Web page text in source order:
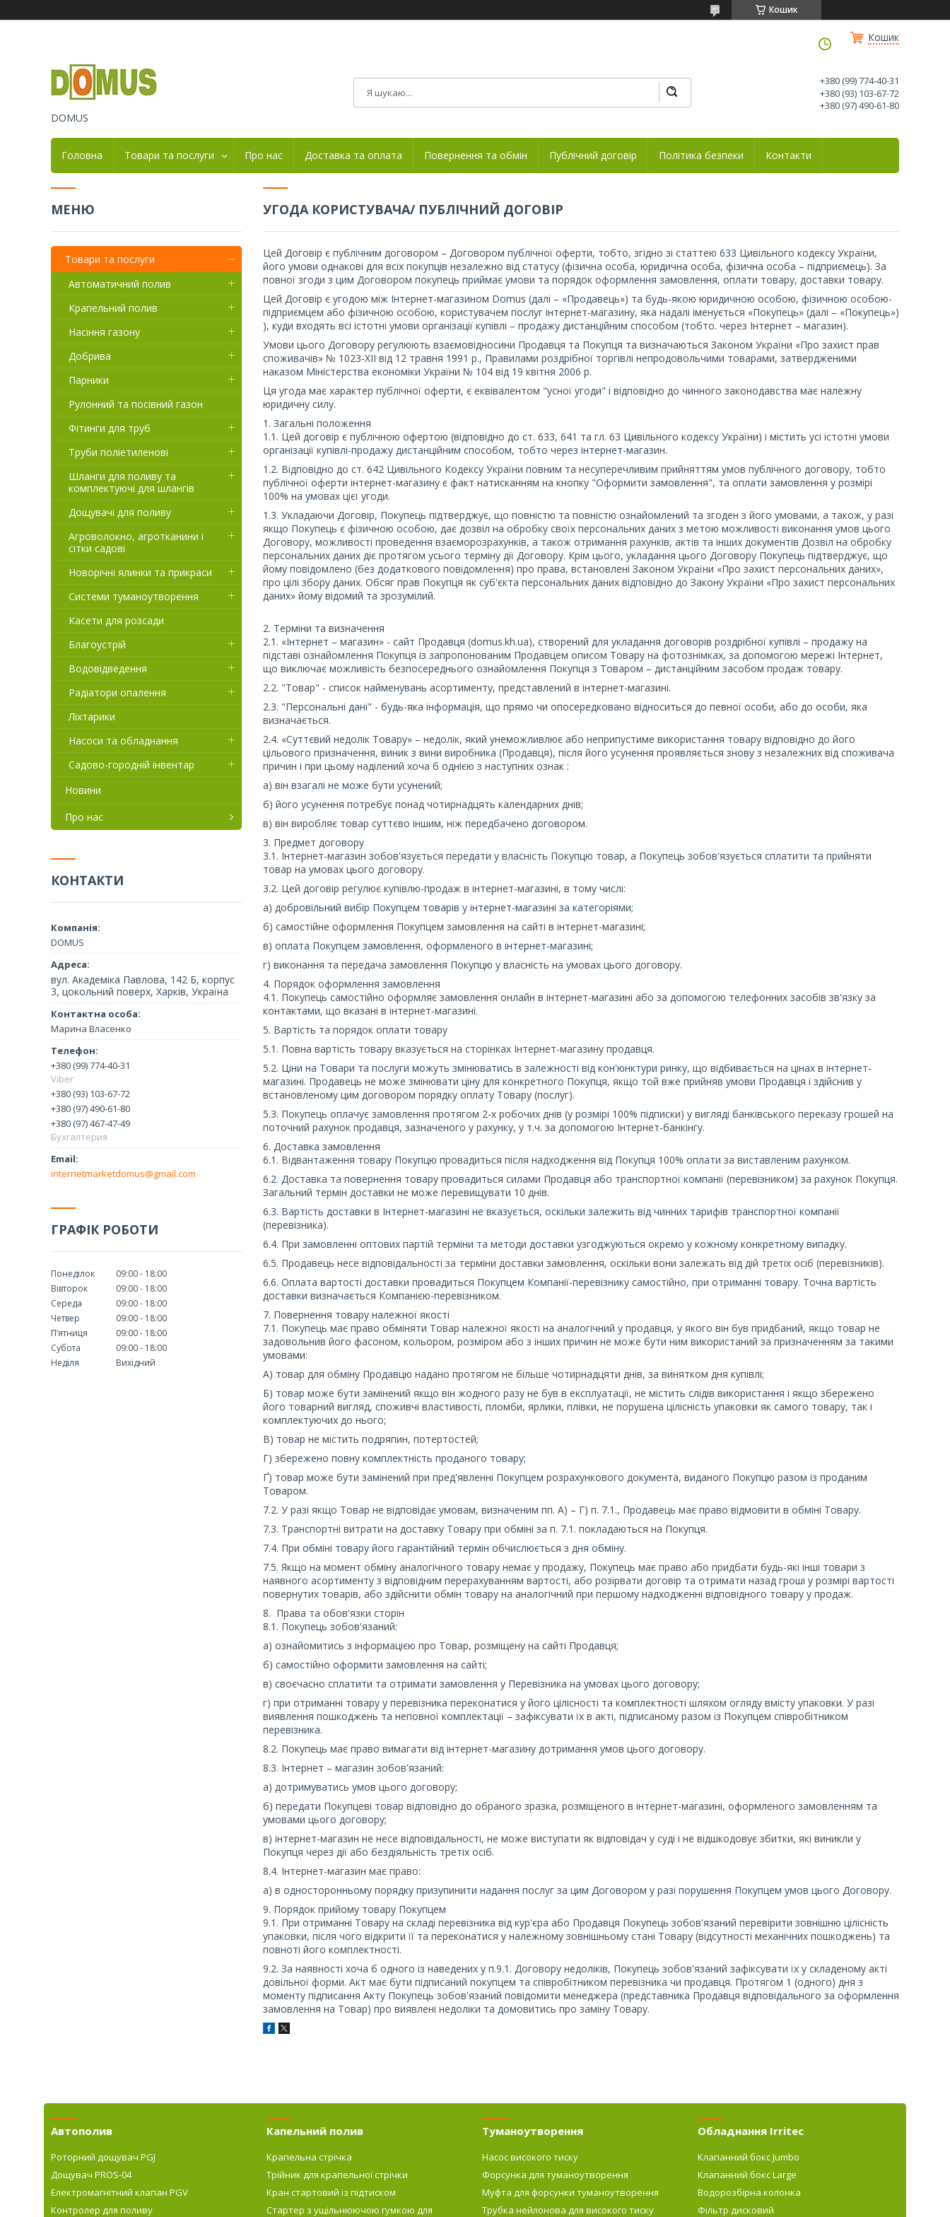
Кошик
Кошик
DOMUS
+380 (99) 774-40-31
+380 (93) 103-67-72
+380 (97) 490-61-80
Головна Товари та послуги Про нас Доставка та оплата Повернення та обмін Публічний договір Політика безпеки Контакти
УГОДА КОРИСТУВАЧА/ ПУБЛІЧНИЙ ДОГОВІР
Цей Договір є публічним договором – Договором публічної оферти, тобто, згідно зі статтею 633 Цивільного кодексу України,
його умови однакові для всіх покупців незалежно від статусу (фізична особа, юридична особа, фізична особа – підприємець). За
повної згоди з цим Договором покупець приймає умови та порядок оформлення замовлення, оплати товару, доставки товару.
Цей Договір є угодою між Інтернет-магазином Domus (далі – «Продавець») та будь-якою юридичною особою, фізичною особою-
підприємцем або фізичною особою, користувачем послуг інтернет-магазину, яка надалі іменується «Покупець» (далі – «Покупець»)
), куди входять всі істотні умови організації купівлі – продажу дистанційним способом (тобто. через Інтернет – магазин).
Умови цього Договору регулюють взаємовідносини Продавця та Покупця та визначаються Законом України «Про захист прав
споживачів» № 1023-XII від 12 травня 1991 р., Правилами роздрібної торгівлі непродовольчими товарами, затвердженими
наказом Міністерства економіки України № 104 від 19 квітня 2006 р.
Ця угода має характер публічної оферти, є еквівалентом "усної угоди" і відповідно до чинного законодавства має належну
юридичну силу.
1. Загальні положення
1.1. Цей договір є публічною офертою (відповідно до ст. 633, 641 та гл. 63 Цивільного кодексу України) і містить усі істотні умови
організації купівлі-продажу дистанційним способом, тобто через інтернет-магазин.
1.2. Відповідно до ст. 642 Цивільного Кодексу України повним та несуперечливим прийняттям умов публічного договору, тобто
публічної оферти інтернет-магазину є факт натисканням на кнопку "Оформити замовлення", та оплати замовлення у розмірі
100% на умовах цієї угоди.
1.3. Укладаючи Договір, Покупець підтверджує, що повністю та повністю ознайомлений та згоден з його умовами, а також, у разі
якщо Покупець є фізичною особою, дає дозвіл на обробку своїх персональних даних з метою можливості виконання умов цього
Договору, можливості проведення взаєморозрахунків, а також отримання рахунків, актів та інших документів Дозвіл на обробку
персональних даних діє протягом усього терміну дії Договору. Крім цього, укладання цього Договору Покупець підтверджує, що
йому повідомлено (без додаткового повідомлення) про права, встановлені Законом України «Про захист персональних даних»,
про цілі збору даних. Обсяг прав Покупця як суб'єкта персональних даних відповідно до Закону України «Про захист персональних
даних» йому відомий та зрозумілий.
2. Терміни та визначення
2.1. «Інтернет – магазин» - сайт Продавця (domus.kh.ua), створений для укладання договорів роздрібної купівлі – продажу на
підставі ознайомлення Покупця із запропонованим Продавцем описом Товару на фотознімках, за допомогою мережі Інтернет,
що виключає можливість безпосереднього ознайомлення Покупця з Товаром – дистанційним засобом продаж товару.
2.2. "Товар" - список найменувань асортименту, представлений в інтернет-магазині.
2.3. "Персональні дані" - будь-яка інформація, що прямо чи опосередковано відноситься до певної особи, або до особи, яка
визначається.
2.4. «Суттєвий недолік Товару» – недолік, який унеможливлює або неприпустиме використання товару відповідно до його
цільового призначення, виник з вини виробника (Продавця), після його усунення проявляється знову з незалежних від споживача
причин і при цьому наділений хоча б однією з наступних ознак :
а) він взагалі не може бути усунений;
б) його усунення потребує понад чотирнадцять календарних днів;
в) він виробляє товар суттєво іншим, ніж передбачено договором.
3. Предмет договору
3.1. Інтернет-магазин зобов'язується передати у власність Покупцю товар, а Покупець зобов'язується сплатити та прийняти
товар на умовах цього договору.
3.2. Цей договір регулює купівлю-продаж в інтернет-магазині, в тому числі:
а) добровільний вибір Покупцем товарів у інтернет-магазині за категоріями;
б) самостійне оформлення Покупцем замовлення на сайті в інтернет-магазині;
в) оплата Покупцем замовлення, оформленого в інтернет-магазині;
г) виконання та передача замовлення Покупцю у власність на умовах цього договору.
4. Порядок оформлення замовлення
4.1. Покупець самостійно оформляє замовлення онлайн в інтернет-магазині або за допомогою телефонних засобів зв'язку за
контактами, що вказані в інтернет-магазині.
5. Вартість та порядок оплати товару
5.1. Повна вартість товару вказується на сторінках Інтернет-магазину продавця.
5.2. Ціни на Товари та послуги можуть змінюватись в залежності від кон'юнктури ринку, що відбивається на цінах в інтернет-
магазині. Продавець не може змінювати ціну для конкретного Покупця, якщо той вже прийняв умови Продавця і здійснив у
встановленому цим договором порядку оплату Товару (послуг).
5.3. Покупець оплачує замовлення протягом 2-х робочих днів (у розмірі 100% підписки) у вигляді банківського переказу грошей на
поточний рахунок продавця, зазначеного у рахунку, у т.ч. за допомогою Інтернет-банкінгу.
6. Доставка замовлення
6.1. Відвантаження товару Покупцю провадиться після надходження від Покупця 100% оплати за виставленим рахунком.
6.2. Доставка та повернення товару провадиться силами Продавця або транспортної компанії (перевізником) за рахунок Покупця.
Загальний термін доставки не може перевищувати 10 днів.
6.3. Вартість доставки в Інтернет-магазині не вказується, оскільки залежить від чинних тарифів транспортної компанії
(перевізника).
6.4. При замовленні оптових партій терміни та методи доставки узгоджуються окремо у кожному конкретному випадку.
6.5. Продавець несе відповідальності за терміни доставки замовлення, оскільки вони залежать від дій третіх осіб (перевізників).
6.6. Оплата вартості доставки провадиться Покупцем Компанії-перевізнику самостійно, при отриманні товару. Точна вартість
доставки визначається Компанією-перевізником.
7. Повернення товару належної якості
7.1. Покупець має право обміняти Товар належної якості на аналогічний у продавця, у якого він був придбаний, якщо товар не
задовольнив його фасоном, кольором, розміром або з інших причин не може бути ним використаний за призначенням за такими
умовами:
А) товар для обміну Продавцю надано протягом не більше чотирнадцяти днів, за винятком дня купівлі;
Б) товар може бути замінений якщо він жодного разу не був в експлуатації, не містить слідів використання і якщо збережено
його товарний вигляд, споживчі властивості, пломби, ярлики, плівки, не порушена цілісність упаковки як самого товару, так і
комплектуючих до нього;
В) товар не містить подряпин, потертостей;
Г) збережено повну комплектність проданого товару;
Ґ) товар може бути замінений при пред'явленні Покупцем розрахункового документа, виданого Покупцю разом із проданим
Товаром.
7.2. У разі якщо Товар не відповідає умовам, визначеним пп. А) – Г) п. 7.1., Продавець має право відмовити в обміні Товару.
7.3. Транспортні витрати на доставку Товару при обміні за п. 7.1. покладаються на Покупця.
7.4. При обміні товару його гарантійний термін обчислюється з дня обміну.
7.5. Якщо на момент обміну аналогічного товару немає у продажу, Покупець має право або придбати будь-які інші товари з
наявного асортименту з відповідним перерахуванням вартості, або розірвати договір та отримати назад гроші у розмірі вартості
повернутих товарів, або здійснити обмін товару на аналогічний при першому надходженні відповідного товару у продаж.
8. Права та обов'язки сторін
8.1. Покупець зобов'язаний:
а) ознайомитись з інформацією про Товар, розміщену на сайті Продавця;
б) самостійно оформити замовлення на сайті;
в) своєчасно сплатити та отримати замовлення у Перевізника на умовах цього договору;
г) при отриманні товару у перевізника переконатися у його цілісності та комплектності шляхом огляду вмісту упаковки. У разі
виявлення пошкоджень та неповної комплектації – зафіксувати їх в акті, підписаному разом із Покупцем співробітником
перевізника.
8.2. Покупець має право вимагати від інтернет-магазину дотримання умов цього договору.
8.3. Інтернет – магазин зобов'язаний:
а) дотримуватись умов цього договору;
б) передати Покупцеві товар відповідно до обраного зразка, розміщеного в інтернет-магазині, оформленого замовленням та
умовами цього договору;
в) інтернет-магазин не несе відповідальності, не може виступати як відповідач у суді і не відшкодовує збитки, які виникли у
Покупця через дії або бездіяльність третіх осіб.
8.4. Інтернет-магазин має право:
а) в односторонньому порядку призупинити надання послуг за цим Договором у разі порушення Покупцем умов цього Договору.
9. Порядок прийому товару Покупцем
9.1. При отриманні Товару на складі перевізника від кур'єра або Продавця Покупець зобов'язаний перевірити зовнішню цілісність
упаковки, після чого відкрити її та переконатися у належному зовнішньому стані Товару (відсутності механічних пошкоджень) та
повноті його комплектності.
9.2. За наявності хоча б одного із наведених у п.9.1. Договору недоліків, Покупець зобов'язаний зафіксувати їх у складеному акті
довільної форми. Акт має бути підписаний покупцем та співробітником перевізника чи продавця. Протягом 1 (одного) дня з
моменту підписання Акту Покупець зобов'язаний повідомити менеджера (представника Продавця відповідального за оформлення
замовлення на Товар) про виявлені недоліки та домовитись про заміну Товару.
Товари та послуги
Автоматичний полив
Крапельний полив
Насіння газону
Добрива
Парники
Рулонний та посівний газон
Фітинги для труб
Труби поліетиленові
Шланги для поливу та
комплектуючі для шлангів
Дощувачі для поливу
Агроволокно, агротканини і
сітки садові
Новорічні ялинки та прикраси
Системи туманоутворення
Касети для розсади
Благоустрій
Водовідведення
Радіатори опалення
Ліхтарики
Насоси та обладнання
Садово-городній інвентар
Новини
Про нас
КОНТАКТИ
DOMUS
вул. Академіка Павлова, 142 Б, корпус
3, цокольний поверх, Харків, Україна
Марина Власенко
+380 (99) 774-40-31
Viber
+380 (93) 103-67-72
+380 (97) 490-61-80
+380 (97) 467-47-49
Бухгалтерия
internetmarketdomus@gmail.com
ГРАФІК РОБОТИ
Понеділок 09:00
18:00
Вівторок
09:00
18:00
Середа
09:00
18:00
Четвер
09:00
18:00
Пʼятниця
09:00
18:00
Субота
09:00
18:00
Неділя
Вихідний
Автополив
Роторний дощувач PGJ
Дощувач PROS-04
Електромагнітний клапан PGV
Контролер для поливу
Капельний полив
Крапельна стрічка
Трійник для крапельної стрічки
Кран стартовий із підтиском
Стартер з ущільнюючою гумкою для
Туманоутворення
Насос високого тиску
Форсунка для туманоутворення
Муфта для форсунки туманоутворення
Трубка нейлонова для високого тиску
Обладнання Irritec
Клапанний бокс Jumbo
Клапанний бокс Large
Водорозбірна колонка
Фільтр дисковий